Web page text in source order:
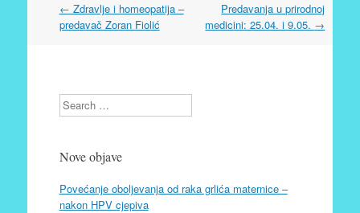
Post
navigation
← Zdravlje i homeopatija –
predavač Zoran Fiolić
Predavanja u prirodnoj
medicini: 25.04. i 9.05. →
Search
Nove objave
Povećanje oboljevanja od raka grlića maternice –
nakon HPV cjepiva